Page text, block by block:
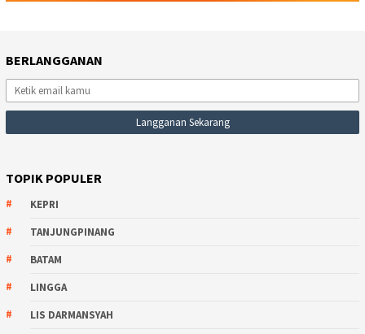
BERLANGGANAN
TOPIK POPULER
KEPRI
TANJUNGPINANG
BATAM
LINGGA
LIS DARMANSYAH